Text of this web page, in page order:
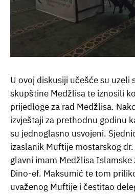
U ovoj diskusiji učešće su uzeli
skupštine Medžlisa te iznosili
prijedloge za rad Medžlisa.
izvještaji za prethodnu godinu
su jednoglasno usvojeni.
izaslanik Muftije mostarskog
glavni imam Medžlisa Islamske
Dino-ef. Maksumić te tom
uvaženog Muftije i čestitao